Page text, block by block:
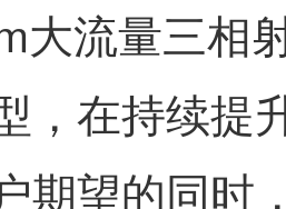
大流量三相
，在持续提
期望的同时